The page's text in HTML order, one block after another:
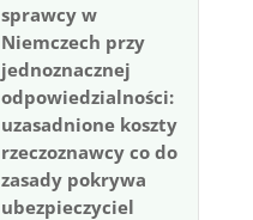
sprawcy w
Niemczech przy
jednoznacznej
odpowiedzialności:
uzasadnione koszty
rzeczoznawcy co do
zasady pokrywa
ubezpieczyciel